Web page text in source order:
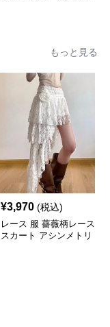
もっと見る
¥3,970 (税込)
レース 服 薔薇柄レース
スカート アシンメトリ